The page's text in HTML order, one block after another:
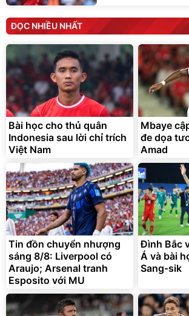
ĐỌC NHIỀU NHẤT
Bài học cho thủ quân
Indonesia sau lời chỉ trích
Việt Nam
Mbaye
đe dọa
Amad
Tin đồn chuyển nhượng
sáng 8/8: Liverpool có
Araujo; Arsenal tranh
Esposito với MU
Đình Bắc
Á và bài
Sang-sik